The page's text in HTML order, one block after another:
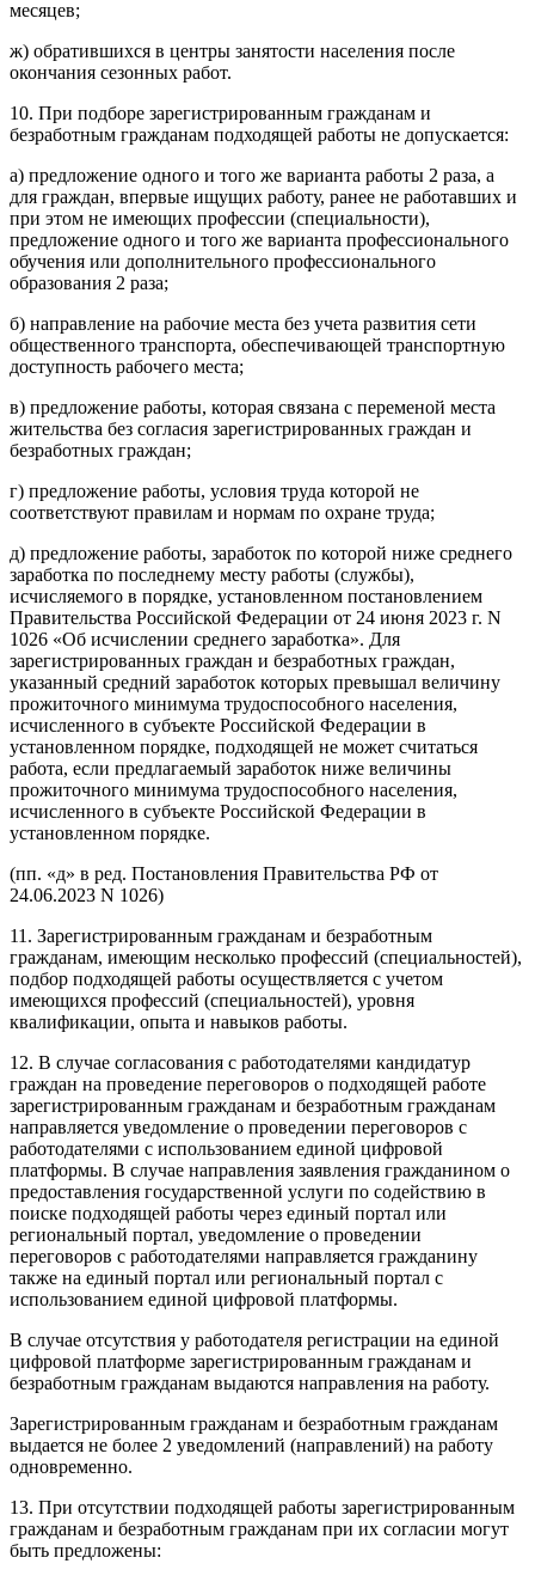
месяцев;
ж) обратившихся в центры занятости населения после
окончания сезонных работ.
10. При подборе зарегистрированным гражданам и
безработным гражданам подходящей работы не допускается:
а) предложение одного и того же варианта работы 2 раза, а
для граждан, впервые ищущих работу, ранее не работавших и
при этом не имеющих профессии (специальности),
предложение одного и того же варианта профессионального
обучения или дополнительного профессионального
образования 2 раза;
б) направление на рабочие места без учета развития сети
общественного транспорта, обеспечивающей транспортную
доступность рабочего места;
в) предложение работы, которая связана с переменой места
жительства без согласия зарегистрированных граждан и
безработных граждан;
г) предложение работы, условия труда которой не
соответствуют правилам и нормам по охране труда;
д) предложение работы, заработок по которой ниже среднего
заработка по последнему месту работы (службы),
исчисляемого в порядке, установленном постановлением
Правительства Российской Федерации от 24 июня 2023 г. N
1026 «Об исчислении среднего заработка». Для
зарегистрированных граждан и безработных граждан,
указанный средний заработок которых превышал величину
прожиточного минимума трудоспособного населения,
исчисленного в субъекте Российской Федерации в
установленном порядке, подходящей не может считаться
работа, если предлагаемый заработок ниже величины
прожиточного минимума трудоспособного населения,
исчисленного в субъекте Российской Федерации в
установленном порядке.
(пп. «д» в ред. Постановления Правительства РФ от
24.06.2023 N 1026)
11. Зарегистрированным гражданам и безработным
гражданам, имеющим несколько профессий (специальностей),
подбор подходящей работы осуществляется с учетом
имеющихся профессий (специальностей), уровня
квалификации, опыта и навыков работы.
12. В случае согласования с работодателями кандидатур
граждан на проведение переговоров о подходящей работе
зарегистрированным гражданам и безработным гражданам
направляется уведомление о проведении переговоров с
работодателями с использованием единой цифровой
платформы. В случае направления заявления гражданином о
предоставления государственной услуги по содействию в
поиске подходящей работы через единый портал или
региональный портал, уведомление о проведении
переговоров с работодателями направляется гражданину
также на единый портал или региональный портал с
использованием единой цифровой платформы.
В случае отсутствия у работодателя регистрации на единой
цифровой платформе зарегистрированным гражданам и
безработным гражданам выдаются направления на работу.
Зарегистрированным гражданам и безработным гражданам
выдается не более 2 уведомлений (направлений) на работу
одновременно.
13. При отсутствии подходящей работы зарегистрированным
гражданам и безработным гражданам при их согласии могут
быть предложены: